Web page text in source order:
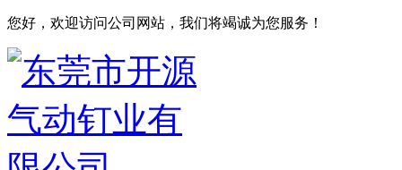
您好，欢迎访问公司网站，我们将竭诚为您服务！